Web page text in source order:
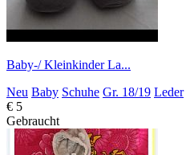
Baby-/ Kleinkinder La...
Neu Baby Schuhe Gr. 18/19 Leder
€ 5
Gebraucht